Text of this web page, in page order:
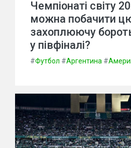
Чемпіонаті світу
можна побачити
захоплюючу
у півфіналі?
#Футбол #Аргентина #